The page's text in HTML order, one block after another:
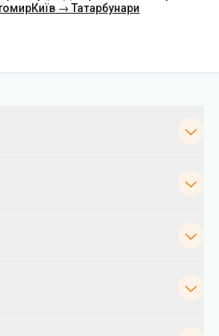
Київ → Татарбунари